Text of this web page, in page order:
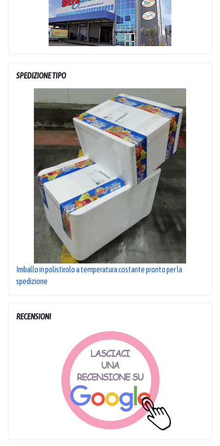
SPEDIZIONE TIPO
Imballo in polistirolo a temperatura costante pronto per la
spedizione
RECENSIONI